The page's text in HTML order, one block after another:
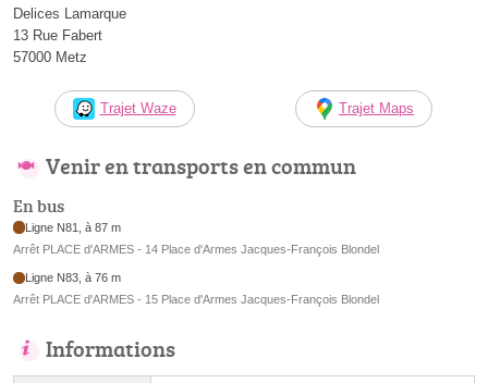
Delices Lamarque
13 Rue Fabert
57000 Metz
Trajet Waze Trajet Maps
Venir en transports en commun
En bus
Ligne N81, à 87 m
Arrêt PLACE d'ARMES - 14 Place d'Armes Jacques-François Blondel
Ligne N83, à 76 m
Arrêt PLACE d'ARMES - 15 Place d'Armes Jacques-François Blondel
Informations